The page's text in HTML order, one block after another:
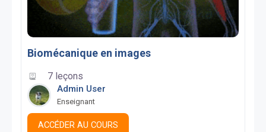
Biomécanique en images
7 leçons
Admin User
Enseignant
ACCÉDER AU COURS